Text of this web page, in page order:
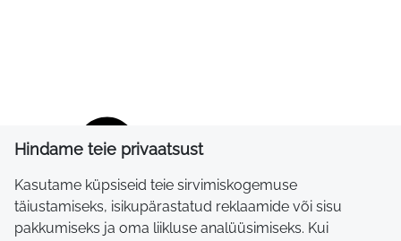
Hindame teie privaatsust
Kasutame küpsiseid teie sirvimiskogemuse
täiustamiseks, isikupärastatud reklaamide või sisu
pakkumiseks ja oma liikluse analüüsimiseks. Kui